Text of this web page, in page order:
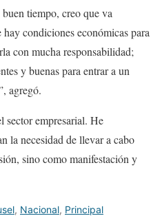
tiempo, creo que va
condiciones económicas para
con mucha responsabilidad;
y buenas para entrar a un
agregó.
sector empresarial. He
la necesidad de llevar a cabo
sino como manifestación y
, Nacional, Principal